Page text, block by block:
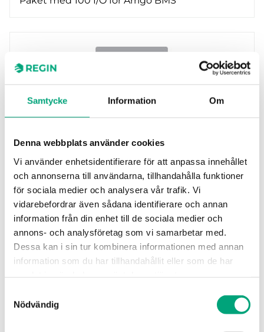
Samtycke Information Om
Denna webbplats använder cookies
Vi använder enhetsidentifierare för att anpassa innehållet
och annonserna till användarna, tillhandahålla funktioner
för sociala medier och analysera vår trafik. Vi
vidarebefordrar även sådana identifierare och annan
information från din enhet till de sociala medier och
annons- och analysföretag som vi samarbetar med.
Dessa kan i sin tur kombinera informationen med annan
information som du har tillhandahållit eller som de har
Nödvändig
ARR1-IO-500
Paket med 500 I/O för Arrigo BMS